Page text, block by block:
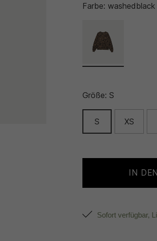
Farbe: washedblack
Größe: S
S XS
IN
Sofort verfügbar,